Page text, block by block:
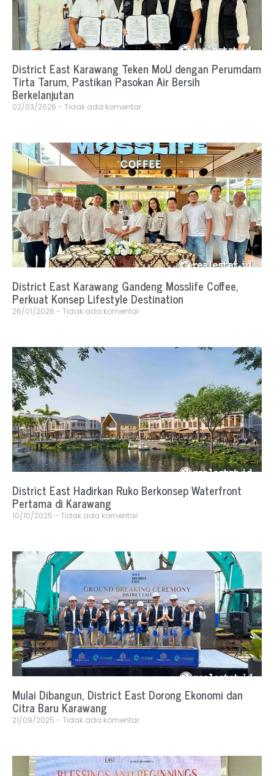
District East Karawang Teken MoU dengan Perumdam
Tirta Tarum, Pastikan Pasokan Air Bersih
Berkelanjutan
02/03/2026 Tidak ada komentar
District East Karawang Gandeng Mosslife Coffee,
Perkuat Konsep Lifestyle Destination
26/01/2026 Tidak ada komentar
District East Hadirkan Ruko Berkonsep Waterfront
Pertama di Karawang
10/10/2025 Tidak ada komentar
Mulai Dibangun, District East Dorong Ekonomi dan
Citra Baru Karawang
21/09/2025 Tidak ada komentar